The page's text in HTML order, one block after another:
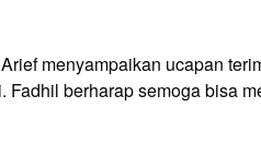
menyampaikan ucapan
berharap semoga bisa